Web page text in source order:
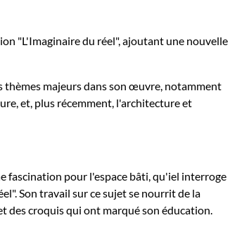
"L'Imaginaire du réel", ajoutant une nouvelle
thèmes majeurs dans son œuvre, notamment
et, plus récemment, l'architecture et
fascination pour l'espace bâti, qu'iel interroge
Son travail sur ce sujet se nourrit de la
des croquis qui ont marqué son éducation.